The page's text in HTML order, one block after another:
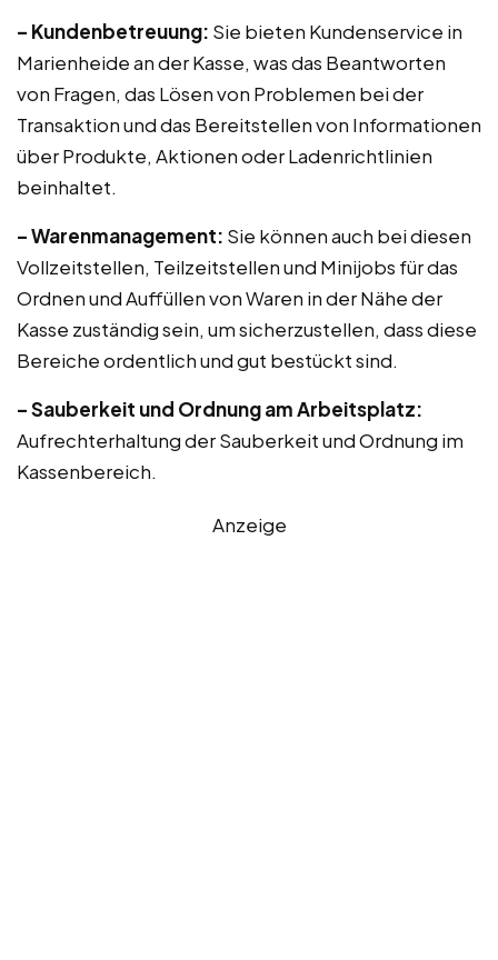
– Kundenbetreuung: Sie bieten Kundenservice in
Marienheide an der Kasse, was das Beantworten
von Fragen, das Lösen von Problemen bei der
Transaktion und das Bereitstellen von Informationen
über Produkte, Aktionen oder Ladenrichtlinien
beinhaltet.
– Warenmanagement: Sie können auch bei diesen
Vollzeitstellen, Teilzeitstellen und Minijobs für das
Ordnen und Auffüllen von Waren in der Nähe der
Kasse zuständig sein, um sicherzustellen, dass diese
Bereiche ordentlich und gut bestückt sind.
– Sauberkeit und Ordnung am Arbeitsplatz:
Aufrechterhaltung der Sauberkeit und Ordnung im
Kassenbereich.
Anzeige